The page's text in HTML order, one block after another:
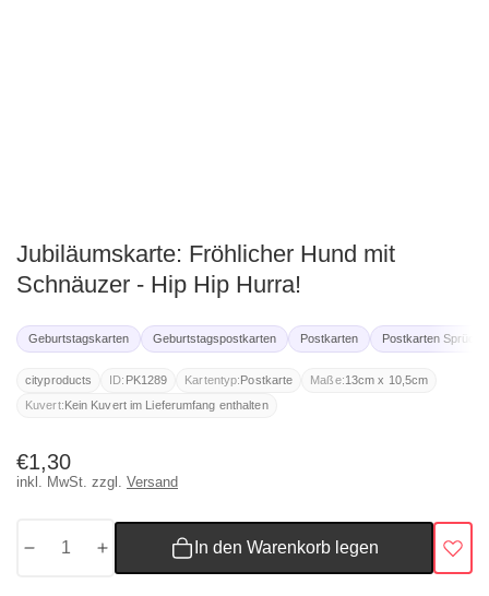
Jubiläumskarte: Fröhlicher Hund mit
Schnäuzer - Hip Hip Hurra!
Geburtstagskarten Geburtstagspostkarten Postkarten Postkarten Sprüche
cityproducts ID: PK1289 Kartentyp:Postkarte Maße:13cm x 10,5cm
Kuvert:Kein Kuvert im Lieferumfang enthalten
Normaler
Preis
€1,30
inkl. MwSt. zzgl. Versand
Menge
Menge
In den Warenkorb legen